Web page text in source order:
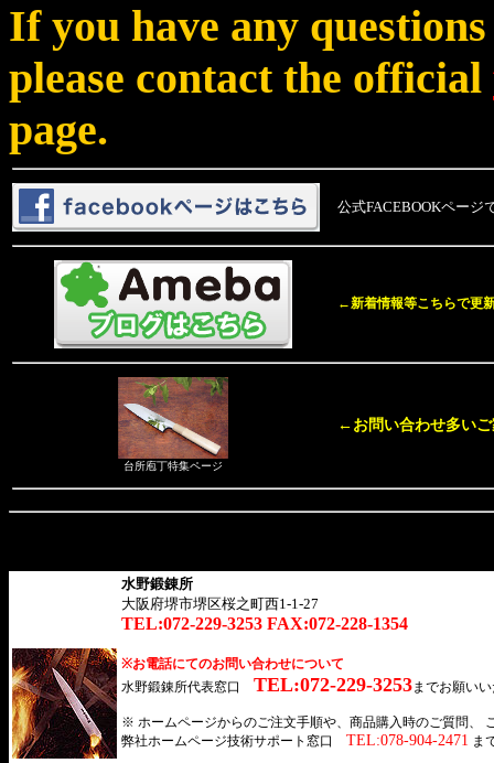
If you have any
please contact the official
page.
公式FACEBOOKページ
←新着情報等こちらで更
台所庖丁特集ページ
←お問い合わせ多い
水野鍛錬所
大阪府堺市堺区桜之町西1-1-27
TEL:072-229-3253 FAX:072-228-1354
※お電話にてのお問い合わせについて
水野鍛錬所代表窓口
TEL:072-229-3253までお願い
※ ホームページからのご注文手順や、商品購入時のご質問、
弊社ホームページ技術サポート窓口
TEL:078-904-2471 ま